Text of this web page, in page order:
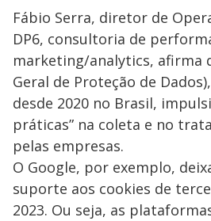
Fábio Serra, diretor de
DP6, consultoria de
marketing/analytics, afirma
Geral de Proteção de
desde 2020 no Brasil,
práticas” na coleta e no
pelas empresas.
O Google, por exemplo,
suporte aos cookies de
2023. Ou seja, as